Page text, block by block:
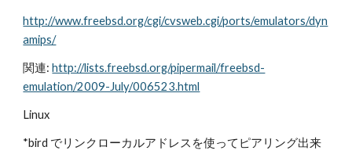
http://www.freebsd.org/cgi/cvsweb.cgi/ports/emulators/dyn
amips/
関連: http://lists.freebsd.org/pipermail/freebsd-
emulation/2009-July/006523.html
Linux
*bird でリンクローカルアドレスを使ってピアリング出来